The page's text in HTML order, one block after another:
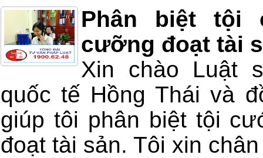
Phân biệt tội
cưỡng đoạt tài
Xin chào Luật
quốc tế Hồng Thái và
giúp tôi phân biệt tội
đoạt tài sản. Tôi xin